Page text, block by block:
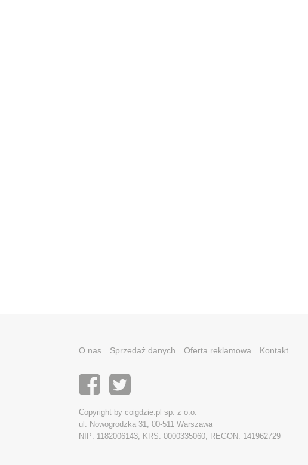
O nas Sprzedaż danych Oferta reklamowa Kontakt
Copyright by coigdzie.pl sp. z o.o.
ul. Nowogrodzka 31, 00-511 Warszawa
NIP: 1182006143, KRS: 0000335060, REGON: 141962729